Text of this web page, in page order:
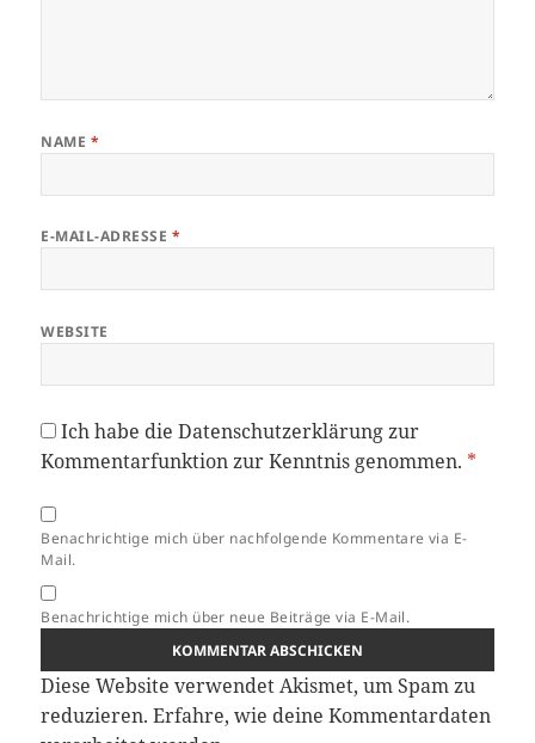
NAME *
E-MAIL-ADRESSE *
WEBSITE
Ich habe dieDatenschutzerklärungzur
Kommentarfunktion zur Kenntnis genommen. *
Benachrichtige mich über nachfolgende Kommentare via E-
Mail.
Benachrichtige mich über neue Beiträge via E-Mail.
Diese Website verwendet Akismet, um Spam zu
reduzieren.Erfahre, wie deine Kommentardaten